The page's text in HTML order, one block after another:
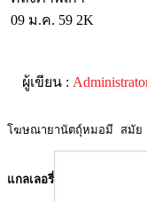
09 ม.ค. 59 2K
ผู้เขียน :
โฆษณายานัตถุ์หมอมี สมัย
แกลเลอรี่